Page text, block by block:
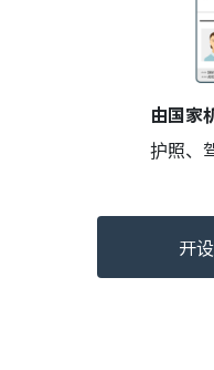
由国家
护照、
开